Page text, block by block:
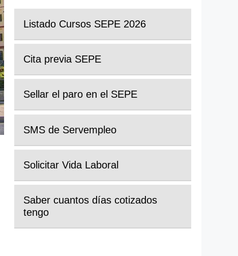
Listado Cursos SEPE 2026
Cita previa SEPE
Sellar el paro en el SEPE
SMS de Servempleo
Solicitar Vida Laboral
Saber cuantos días cotizados
tengo